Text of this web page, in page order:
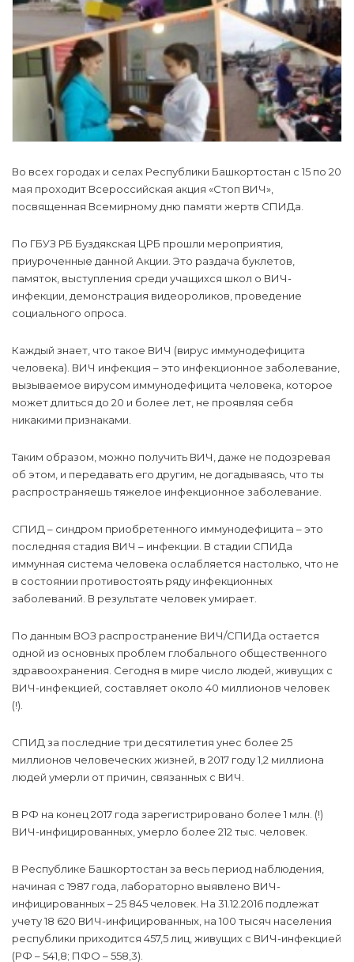
Во всех городах и селах Республики Башкортостан с 15 по 20
мая проходит Всероссийская акция «Стоп ВИЧ»,
посвященная Всемирному дню памяти жертв СПИДа.
По ГБУЗ РБ Буздякская ЦРБ прошли мероприятия,
приуроченные данной Акции. Это раздача буклетов,
памяток, выступления среди учащихся школ о ВИЧ-
инфекции, демонстрация видеороликов, проведение
социального опроса.
Каждый знает, что такое ВИЧ (вирус иммунодефицита
человека). ВИЧ инфекция – это инфекционное заболевание,
вызываемое вирусом иммунодефицита человека, которое
может длиться до 20 и более лет, не проявляя себя
никакими признаками.
Таким образом, можно получить ВИЧ, даже не подозревая
об этом, и передавать его другим, не догадываясь, что ты
распространяешь тяжелое инфекционное заболевание.
СПИД – синдром приобретенного иммунодефицита – это
последняя стадия ВИЧ – инфекции. В стадии СПИДа
иммунная система человека ослабляется настолько, что не
в состоянии противостоять ряду инфекционных
заболеваний. В результате человек умирает.
По данным ВОЗ распространение ВИЧ/СПИДа остается
одной из основных проблем глобального общественного
здравоохранения. Сегодня в мире число людей, живущих с
ВИЧ-инфекцией, составляет около 40 миллионов человек
(!).
СПИД за последние три десятилетия унес более 25
миллионов человеческих жизней, в 2017 году 1,2 миллиона
людей умерли от причин, связанных с ВИЧ.
В РФ на конец 2017 года зарегистрировано более 1 млн. (!)
ВИЧ-инфицированных, умерло более 212 тыс. человек.
В Республике Башкортостан за весь период наблюдения,
начиная с 1987 года, лабораторно выявлено ВИЧ-
инфицированных – 25 845 человек. На 31.12.2016 подлежат
учету 18 620 ВИЧ-инфицированных, на 100 тысяч населения
республики приходится 457,5 лиц, живущих с ВИЧ-инфекцией
(РФ – 541,8; ПФО – 558,3).